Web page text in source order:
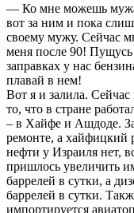
— Ко мне можешь мужа
вот за ним и пока
своему мужу. Сейчас
меня после 90!
заправках у нас
плавай в нем!
Вот я и залила.
то, что в стране
– в Хайфе и Ашдоде.
ремонте, а хайфицкий
нефти у Израиля нет,
пришлось увеличить
баррелей в сутки, а
баррелей в сутки.
импортируется